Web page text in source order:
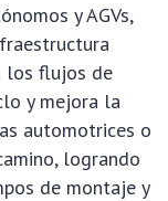
y AGVs,
los flujos de
y mejora la
automotrices o
logrando
de montaje y